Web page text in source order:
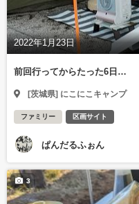
2022年1月23日
前回行ってからたった6日…
[茨城県] にこにこキャンプ
ファミリー 区画サイト
ぱんだるふぉん
3